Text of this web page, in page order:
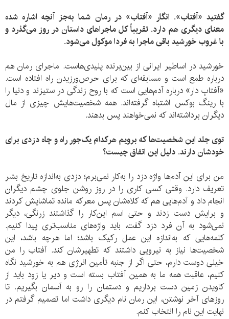
گفتید «آفتاب». انگار «آفتاب» در رمان شما به‌جز آنچه اشاره‌ شده
معنای دیگری هم دارد. تقریباً کل ماجراهای داستان در روز می‌گذرد و
با غروب خورشید باقی ماجرا به فردا موکول می‌شود.
خورشید در اساطیر ایرانی از بین‌برنده پلیدی‌هاست. ماجرای رمان هم
درباره طمع است و مسابقه‌ای که برای حرص‌ورزیدن راه افتاده است.
«آفتابِ دار» درباره آدم‌هایی است که با روح زندگی در ستیزند و دنیا را
با رینگ بوکس اشتباه گرفته‌اند. همه شخصیت‌هایش چیزی از مال
دیگران برداشته‌اند که نمی‌خواهند پس بدهند.
توی جلد این شخصیت‌ها که برویم هرکدام یک‌جور راه و چاه دزدی برای
خودشان دارند. دلیل این اتفاق چیست؟
من برای این آدم‌ها واژه دزد را به‌کار نمی‌برم؛ دزدی به‌اندازه تاریخ بشر
تعریف دارد. وقتی کسی کاری را در روز روشن جلوی چشم دیگران
انجام داد و آدم‌هایی هم که کلاه‌شان پس معرکه مانده تماشایش کردند
و برایش دست زدند و حتی اسم این‌کار را گذاشتند زرنگی، دیگر
نمی‌شود به آن فرد دزد گفت، باید واژه‌های مناسب‌تری پیدا کنیم.
کلمه‌هایی که به‌اندازه این عمل رکیک باشد؛ اما هرچه باشد، این
شخصیت‌ها نیاز به نیرویی داشتند که تطهیرشان کند. آفتاب را من
خیلی دوست دارم، حتی اگر از جنبه تأمین انرژی هم به خورشید نگاه
کنیم، عاقبت همه ما به همین آفتاب بسته است و دیر یا زود باید از
کاویدن زمین دست برداریم و دستمان را رو به آسمان بگیریم. تا
روزهای آخر نوشتن، این رمان نام دیگری داشت اما تصمیم گرفتم در
نهایت این نام را انتخاب کنم.